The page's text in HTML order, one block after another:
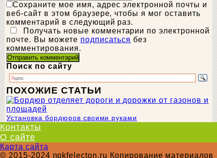
Сохраните мое имя, адрес электронной почты и
веб-сайт в этом браузере, чтобы я мог оставить
комментарий в следующий раз.
Получать новые комментарии по электронной
почте. Вы можете подписаться без
комментирования.
Поиск по сайту
ПОХОЖИЕ СТАТЬИ
Установка бордюров своими руками
Контакты
О сайте
Карта сайта
© 2015-2024 npkfelecton.ru Копирование материалов